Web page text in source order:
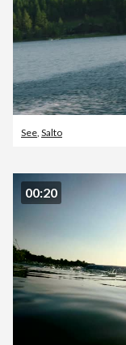
See Salto
00:20